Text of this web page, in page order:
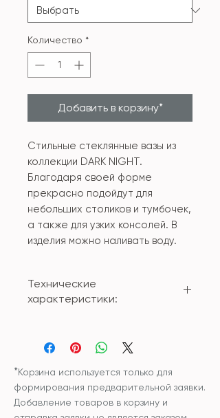
Количество *
Добавить в корзину*
Стильные стеклянные вазы из
коллекции DARK NIGHT.
Благодаря своей форме
прекрасно подойдут для
небольших столиков и тумбочек,
а также для узких консолей. В
изделия можно наливать воду.
Технические
характеристики:
Размер: 24см
*Корзина используется только для
формирования предварительной заявки.
Добавление товаров в корзину и